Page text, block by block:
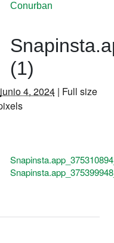
Conurban
(1)
junio 4, 2024 | Full size